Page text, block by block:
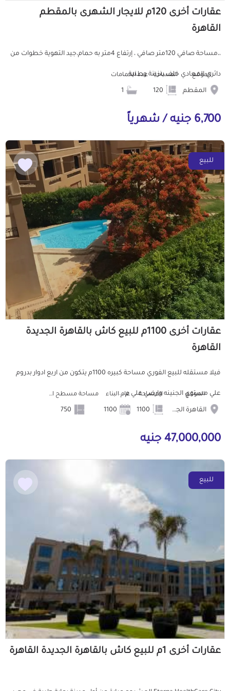
عقارات أخرى 120م للايجار الشهرى بالمقطم
القاهرة
،،مساحة صافي 120متر صافي ، إرتفاع 4متر به حمام،جيد التهوية خطوات من
دائري المعادي خلف بنزينة وطنية ...
الموقع
المقطم
المساحة عدد الحمامات
6,700 جنيه / شهرياً
للبيع
عقارات أخرى 1100م للبيع كاش بالقاهرة الجديدة
القاهرة
فيلا مستقله للبيع الفوري مساحة كبيره 1100م يتكون من اربع ادوار بدروم
علي مستوي الجنينه وارضي علي م...
الموقع
القاهرة الجديدة
المساحة عام البناء مساحة مسطح البناء
47,000,000 جنيه
للبيع
عقارات أخرى 1م للبيع كاش بالقاهرة الجديدة القاهرة